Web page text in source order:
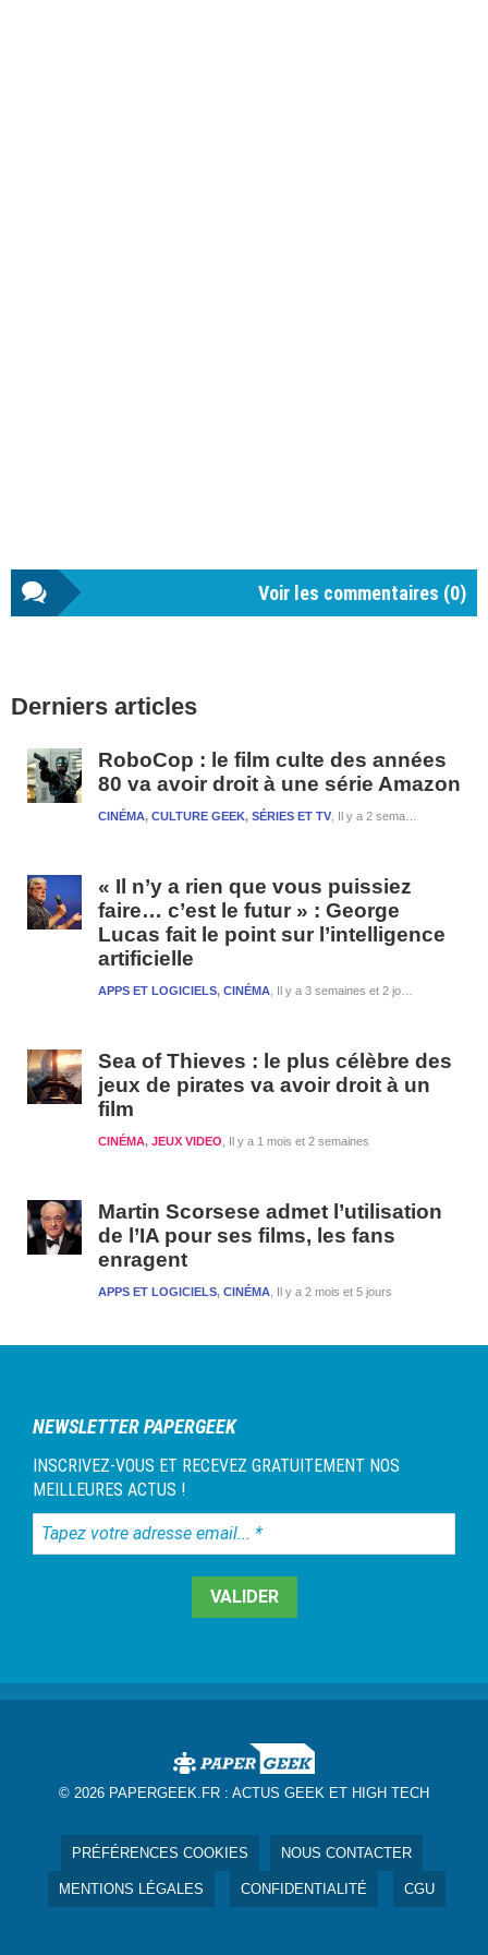
Voir les commentaires (0)
latérale
Derniers articles
RoboCop : le film culte des années
80 va avoir droit à une série Amazon
Il y a 2 semaines et 2 jours
CINÉMA, CULTURE GEEK, SÉRIES ET TV
« Il n’y a rien que vous puissiez
faire… c’est le futur » : George
Lucas fait le point sur l’intelligence
artificielle
Il y a 3 semaines et 2 jours
APPS ET LOGICIELS, CINÉMA
Sea of Thieves : le plus célèbre des
jeux de pirates va avoir droit à un
film
Il y a 1 mois et 2 semaines
CINÉMA, JEUX VIDEO
Martin Scorsese admet l’utilisation
de l’IA pour ses films, les fans
enragent
Il y a 2 mois et 5 jours
APPS ET LOGICIELS, CINÉMA
NEWSLETTER PAPERGEEK
INSCRIVEZ-VOUS ET RECEVEZ GRATUITEMENT NOS
MEILLEURES ACTUS !
Tapez
votre
© 2026 PAPERGEEK.FR : ACTUS GEEK ET HIGH TECH
PRÉFÉRENCES COOKIES NOUS CONTACTER
MENTIONS LÉGALES CONFIDENTIALITÉ CGU